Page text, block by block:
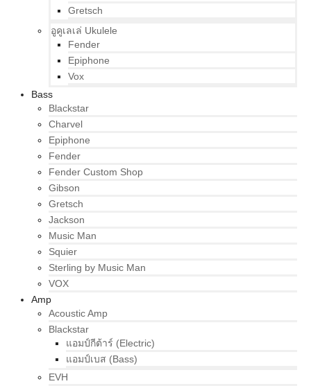
Gretsch
อูคูเลเล่ Ukulele
Fender
Epiphone
Vox
Bass
Blackstar
Charvel
Epiphone
Fender
Fender Custom Shop
Gibson
Gretsch
Jackson
Music Man
Squier
Sterling by Music Man
VOX
Amp
Acoustic Amp
Blackstar
แอมป์กีต้าร์ (Electric)
แอมป์เบส (Bass)
EVH